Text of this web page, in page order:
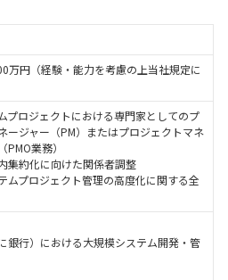
万円（経験・能力を考慮の上当社規定に
プロジェクトにおける専門家としてのプ
ージャー（PM）またはプロジェクトマネ
PMO業務）
集約化に向けた関係者調整
ムプロジェクト管理の高度化に関する全
銀行）における大規模システム開発・管